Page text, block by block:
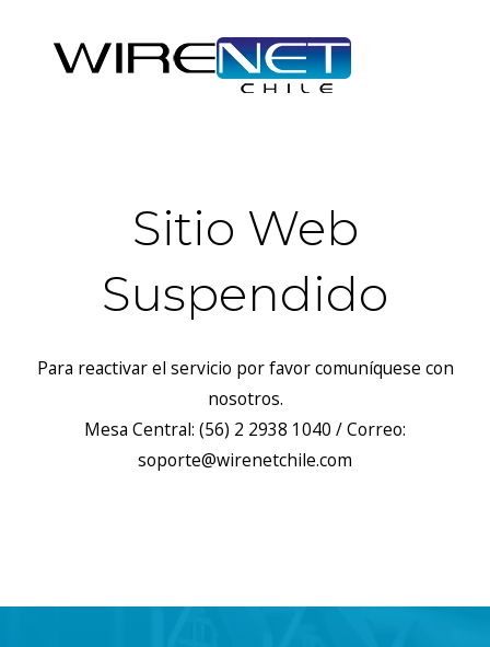
Sitio Web
Suspendido
Para reactivar el servicio por favor comuníquese con
nosotros.
Mesa Central: (56) 2 2938 1040 / Correo:
soporte@wirenetchile.com